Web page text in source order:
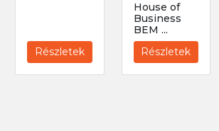
Részletek
House of
Business
BEM ...
Részletek